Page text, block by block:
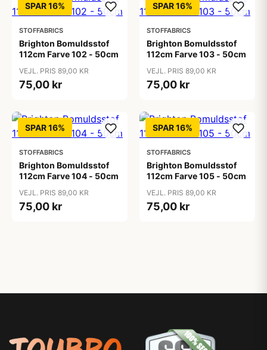
SPAR 16%
STOFFABRICS
Brighton Bomuldsstof
112cm Farve 102 - 50cm
VEJL. PRIS 89,00 KR
75,00 kr
SPAR 16%
STOFFABRICS
Brighton Bomuldsstof
112cm Farve 103 - 50cm
VEJL. PRIS 89,00 KR
75,00 kr
SPAR 16%
STOFFABRICS
Brighton Bomuldsstof
112cm Farve 104 - 50cm
VEJL. PRIS 89,00 KR
75,00 kr
SPAR 16%
STOFFABRICS
Brighton Bomuldsstof
112cm Farve 105 - 50cm
VEJL. PRIS 89,00 KR
75,00 kr